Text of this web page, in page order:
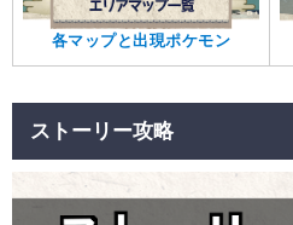
各マップと出現ポケモン
ストーリー攻略